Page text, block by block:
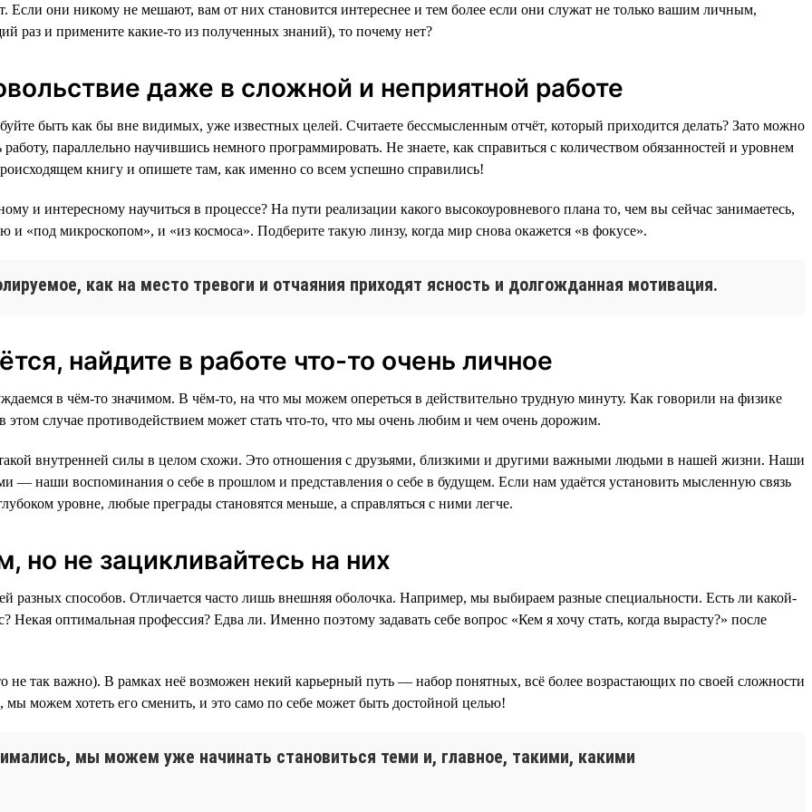
они никому не мешают, вам от них становится интереснее и тем более если они служат не только вашим личным,
раз и примените какие-то из полученных знаний), то почему нет?
даже в сложной и неприятной работе
быть как бы вне видимых, уже известных целей. Считаете бессмысленным отчёт, который приходится делать? Зато можно
параллельно научившись немного программировать. Не знаете, как справиться с количеством обязанностей и уровнем
книгу и опишете там, как именно со всем успешно справились!
и интересному научиться в процессе? На пути реализации какого высокоуровневого плана то, чем вы сейчас занимаетесь,
«под микроскопом», и «из космоса». Подберите такую линзу, когда мир снова окажется «в фокусе».
как на место тревоги и отчаяния приходят ясность и долгожданная мотивация.
найдите в работе что-то очень личное
в чём-то значимом. В чём-то, на что мы можем опереться в действительно трудную минуту. Как говорили на физике
этом случае противодействием может стать что-то, что мы очень любим и чем очень дорожим.
внутренней силы в целом схожи. Это отношения с друзьями, близкими и другими важными людьми в нашей жизни. Наши
— наши воспоминания о себе в прошлом и представления о себе в будущем. Если нам удаётся установить мысленную связь
уровне, любые преграды становятся меньше, а справляться с ними легче.
не зацикливайтесь на них
разных способов. Отличается часто лишь внешняя оболочка. Например, мы выбираем разные специальности. Есть ли какой-
оптимальная профессия? Едва ли. Именно поэтому задавать себе вопрос «Кем я хочу стать, когда вырасту?» после
не так важно). В рамках неё возможен некий карьерный путь — набор понятных, всё более возрастающих по своей сложности
можем хотеть его сменить, и это само по себе может быть достойной целью!
мы можем уже начинать становиться теми и, главное, такими, какими